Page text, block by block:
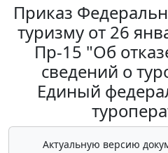
Приказ
туризму от 26
Пр-15 "Об
сведений о
Единый
Актуальную версию